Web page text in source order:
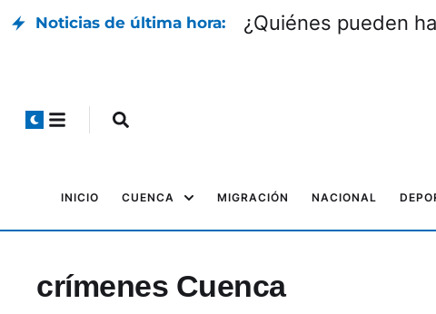
Noticias de última hora: ¿Quiénes pueden
INICIO CUENCA MIGRACIÓN NACIONAL
crímenes Cuenca